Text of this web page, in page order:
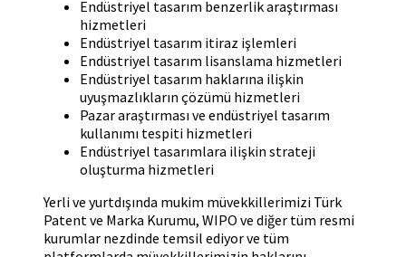
Endüstriyel tasarım benzerlik araştırması
hizmetleri
Endüstriyel tasarım itiraz işlemleri
Endüstriyel tasarım lisanslama hizmetleri
Endüstriyel tasarım haklarına ilişkin
uyuşmazlıkların çözümü hizmetleri
Pazar araştırması ve endüstriyel tasarım
kullanımı tespiti hizmetleri
Endüstriyel tasarımlara ilişkin strateji
oluşturma hizmetleri
Yerli ve yurtdışında mukim müvekkillerimizi Türk
Patent ve Marka Kurumu, WIPO ve diğer tüm resmi
kurumlar nezdinde temsil ediyor ve tüm